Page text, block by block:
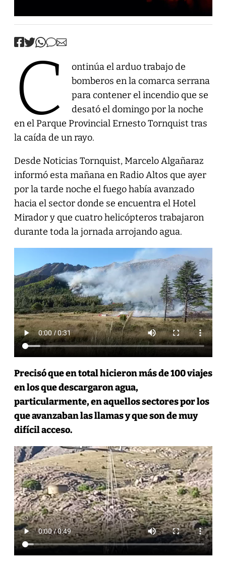
C
ontinúa el arduo trabajo de
bomberos en la comarca serrana
para contener el incendio que se
desató el domingo por la noche
en el Parque Provincial Ernesto Tornquist tras
la caída de un rayo.
Desde Noticias Tornquist, Marcelo Algañaraz
informó esta mañana en Radio Altos que ayer
por la tarde noche el fuego había avanzado
hacia el sector donde se encuentra el Hotel
Mirador y que cuatro helicópteros trabajaron
durante toda la jornada arrojando agua.
Precisó que en total hicieron más de 100 viajes
en los que descargaron agua,
particularmente, en aquellos sectores por los
que avanzaban las llamas y que son de muy
difícil acceso.